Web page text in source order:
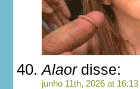
Alaordisse:
junho 11th, 2026 at 16:13